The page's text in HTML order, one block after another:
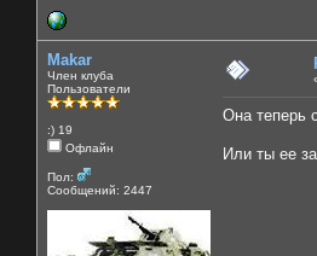
Makar
Член клуба
Пользователи
:) 19
Офлайн
Пол:
Сообщений: 2447
Она теперь
Или ты ее